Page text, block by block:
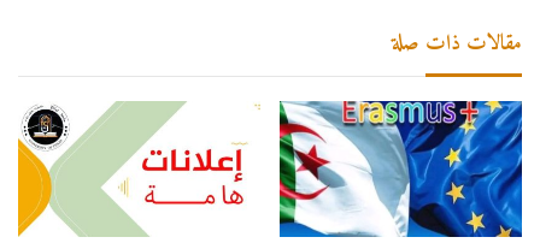
مقالات ذات صلة